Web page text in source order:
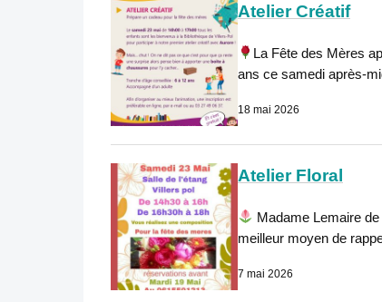
Atelier Créatif
La Fête des Mères
ans ce samedi après-
18 mai 2026
Atelier Floral
Madame Lemaire
meilleur moyen de
7 mai 2026